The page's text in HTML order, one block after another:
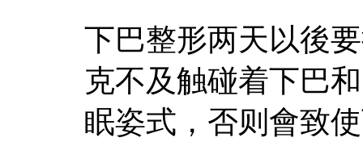
下巴整形两天以後
克不及触碰着下巴
眠姿式，否则會致